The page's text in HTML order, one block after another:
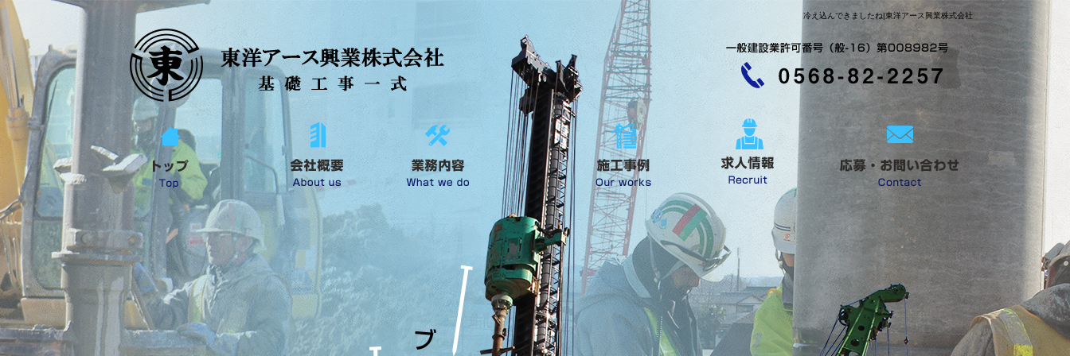
冷え込んできましたね|東洋アース興業株式会社